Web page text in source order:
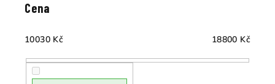
r
Cena
10030 Kč 18800 Kč